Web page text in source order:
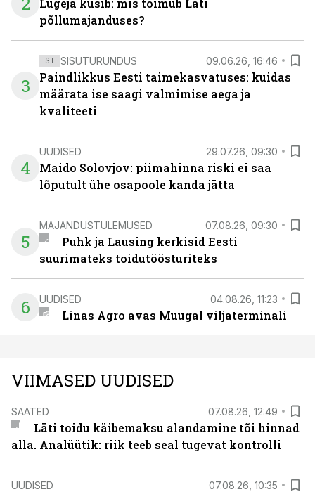
Lugeja küsib: mis toimub Läti
põllumajanduses?
3
ST SISUTURUNDUS 09.06.26, 16:46
Paindlikkus Eesti taimekasvatuses: kuidas
määrata ise saagi valmimise aega ja
kvaliteeti
4
UUDISED 29.07.26, 09:30
Maido Solovjov: piimahinna riski ei saa
lõputult ühe osapoole kanda jätta
5
MAJANDUSTULEMUSED 07.08.26, 09:30
Puhk ja Lausing kerkisid Eesti
suurimateks toidutöösturiteks
6 UUDISED 04.08.26, 11:23
Linas Agro avas Muugal viljaterminali
VIIMASED UUDISED
SAATED 07.08.26, 12:49
Läti toidu käibemaksu alandamine tõi hinnad
alla. Analüütik: riik teeb seal tugevat kontrolli
UUDISED 07.08.26, 10:35